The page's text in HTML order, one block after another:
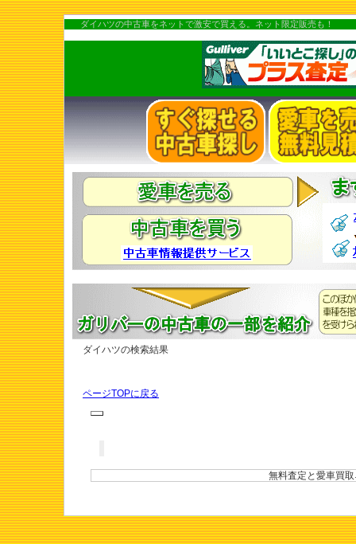
ダイハツの中古車をネットで激安で買える。ネット限定販売も！
ダイハツの検索結果
ページTOPに戻る
無料査定と愛車買